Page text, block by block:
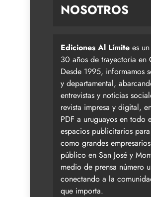
NOSOTROS
Ediciones Al Límite es
30 años de trayectoria en
Desde 1995, informamos
y departamental,
entrevistas y noticias
revista impresa y digital,
PDF a uruguayos en todo
espacios publicitarios
como grandes
público en San José y
medio de prensa número
conectando a la
que importa.